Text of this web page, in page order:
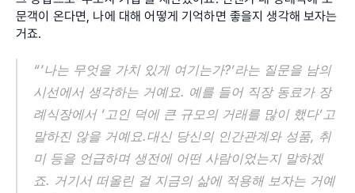
문객이 온다면, 나에 대해 어떻게 기억하면 좋을지 생각해 보자는
거죠.
“‘나는 무엇을 가치 있게 여기는가?’라는 질문을 남의
시선에서 생각하는 거예요. 예를 들어 직장 동료가 장
례식장에서 ‘고인 덕에 큰 규모의 거래를 많이 했다’고
말하진 않을 거예요.대신 당신의 인간관계와 성품, 취
미 등을 언급하며 생전에 어떤 사람이었는지 말하겠
죠. 거기서 떠올린 걸 지금의 삶에 적용해 보자는 거예